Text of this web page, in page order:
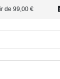
de 99,00 €